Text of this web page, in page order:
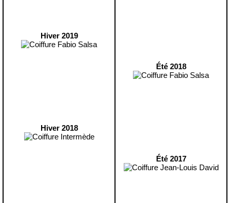
Hiver 2019
Hiver 2018
Été 2018
Été 2017